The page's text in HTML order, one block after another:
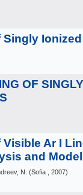
OF
Ar I
and
N. (Sofia , 2007)